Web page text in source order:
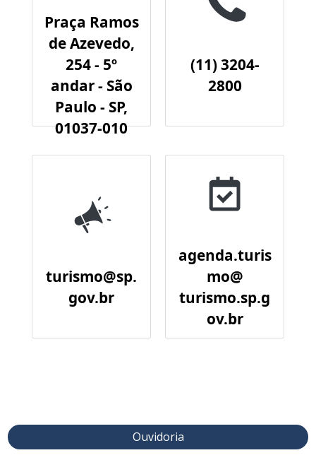
Praça Ramos
de Azevedo,
254 - 5º
andar - São
Paulo - SP,
01037-010
(11) 3204-
2800
turismo@sp.
gov.br
agenda.turis
mo@
turismo.sp.g
ov.br
Ouvidoria